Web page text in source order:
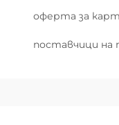
оферта за
поставчици